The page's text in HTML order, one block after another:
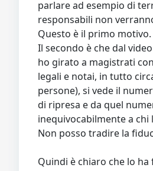
parlare ad esempio di
responsabili non
Questo è il primo motivo.
Il secondo è che dal
ho girato a magistrati
legali e notai, in tutto
persone), si vede il
di ripresa e da quel
inequivocabilmente a chi
Non posso tradire la
Quindi è chiaro che lo